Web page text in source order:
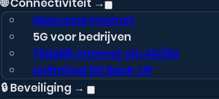
Glasvezel Internet
5G voor bedrijven
Tijdelijk Internet via 4G/5G
Unlimited 5G Back-UP
🔒 Beveiliging →